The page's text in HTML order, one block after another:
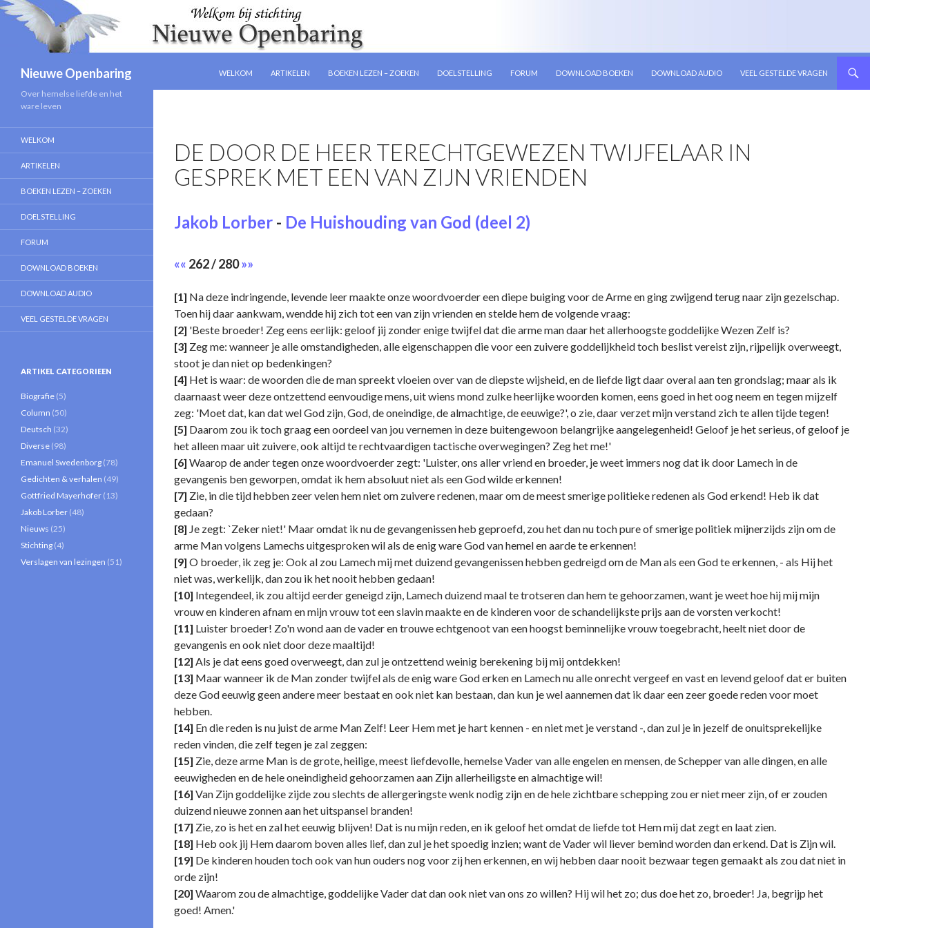
Nieuwe Openbaring
WELKOM
ARTIKELEN BOEKEN LEZEN – ZOEKEN DOELSTELLING FORUM DOWNLOAD BOEKEN DOWNLOAD AUDIO VEEL GESTELDE VRAGEN
DE DOOR DE HEER TERECHTGEWEZEN TWIJFELAAR IN
GESPREK MET EEN VAN ZIJN VRIENDEN
Jakob Lorber - De Huishouding van God (deel 2)
«« 262 / 280»»
[1] Na deze indringende, levende leer maakte onze woordvoerder een diepe buiging voor de Arme en ging zwijgend terug naar zijn gezelschap.
Toen hij daar aankwam, wendde hij zich tot een van zijn vrienden en stelde hem de volgende vraag:
[2] 'Beste broeder! Zeg eens eerlijk: geloof jij zonder enige twijfel dat die arme man daar het allerhoogste goddelijke Wezen Zelf is?
[3] Zeg me: wanneer je alle omstandigheden, alle eigenschappen die voor een zuivere goddelijkheid toch beslist vereist zijn, rijpelijk overweegt,
stoot je dan niet op bedenkingen?
[4] Het is waar: de woorden die de man spreekt vloeien over van de diepste wijsheid, en de liefde ligt daar overal aan ten grondslag; maar als ik
daarnaast weer deze ontzettend eenvoudige mens, uit wiens mond zulke heerlijke woorden komen, eens goed in het oog neem en tegen mijzelf
zeg: 'Moet dat, kan dat wel God zijn, God, de oneindige, de almachtige, de eeuwige?', o zie, daar verzet mijn verstand zich te allen tijde tegen!
[5] Daarom zou ik toch graag een oordeel van jou vernemen in deze buitengewoon belangrijke aangelegenheid! Geloof je het serieus, of geloof je
het alleen maar uit zuivere, ook altijd te rechtvaardigen tactische overwegingen? Zeg het me!'
[6] Waarop de ander tegen onze woordvoerder zegt: 'Luister, ons aller vriend en broeder, je weet immers nog dat ik door Lamech in de
gevangenis ben geworpen, omdat ik hem absoluut niet als een God wilde erkennen!
[7] Zie, in die tijd hebben zeer velen hem niet om zuivere redenen, maar om de meest smerige politieke redenen als God erkend! Heb ik dat
gedaan?
[8] Je zegt: `Zeker niet!' Maar omdat ik nu de gevangenissen heb geproefd, zou het dan nu toch pure of smerige politiek mijnerzijds zijn om de
arme Man volgens Lamechs uitgesproken wil als de enig ware God van hemel en aarde te erkennen!
[9] O broeder, ik zeg je: Ook al zou Lamech mij met duizend gevangenissen hebben gedreigd om de Man als een God te erkennen, - als Hij het
niet was, werkelijk, dan zou ik het nooit hebben gedaan!
[10] Integendeel, ik zou altijd eerder geneigd zijn, Lamech duizend maal te trotseren dan hem te gehoorzamen, want je weet hoe hij mij mijn
vrouw en kinderen afnam en mijn vrouw tot een slavin maakte en de kinderen voor de schandelijkste prijs aan de vorsten verkocht!
[11] Luister broeder! Zo'n wond aan de vader en trouwe echtgenoot van een hoogst beminnelijke vrouw toegebracht, heelt niet door de
gevangenis en ook niet door deze maaltijd!
[12] Als je dat eens goed overweegt, dan zul je ontzettend weinig berekening bij mij ontdekken!
[13] Maar wanneer ik de Man zonder twijfel als de enig ware God erken en Lamech nu alle onrecht vergeef en vast en levend geloof dat er buiten
deze God eeuwig geen andere meer bestaat en ook niet kan bestaan, dan kun je wel aannemen dat ik daar een zeer goede reden voor moet
hebben.
[14] En die reden is nu juist de arme Man Zelf! Leer Hem met je hart kennen - en niet met je verstand -, dan zul je in jezelf de onuitsprekelijke
reden vinden, die zelf tegen je zal zeggen:
[15] Zie, deze arme Man is de grote, heilige, meest liefdevolle, hemelse Vader van alle engelen en mensen, de Schepper van alle dingen, en alle
eeuwigheden en de hele oneindigheid gehoorzamen aan Zijn allerheiligste en almachtige wil!
[16] Van Zijn goddelijke zijde zou slechts de allergeringste wenk nodig zijn en de hele zichtbare schepping zou er niet meer zijn, of er zouden
duizend nieuwe zonnen aan het uitspansel branden!
[17] Zie, zo is het en zal het eeuwig blijven! Dat is nu mijn reden, en ik geloof het omdat de liefde tot Hem mij dat zegt en laat zien.
[18] Heb ook jij Hem daarom boven alles lief, dan zul je het spoedig inzien; want de Vader wil liever bemind worden dan erkend. Dat is Zijn wil.
[19] De kinderen houden toch ook van hun ouders nog voor zij hen erkennen, en wij hebben daar nooit bezwaar tegen gemaakt als zou dat niet in
orde zijn!
[20] Waarom zou de almachtige, goddelijke Vader dat dan ook niet van ons zo willen? Hij wil het zo; dus doe het zo, broeder! Ja, begrijp het
goed! Amen.'
Over hemelse liefde en het
ware leven
WELKOM
ARTIKELEN
BOEKEN LEZEN – ZOEKEN
DOELSTELLING
FORUM
DOWNLOAD BOEKEN
DOWNLOAD AUDIO
VEEL GESTELDE VRAGEN
ARTIKEL CATEGORIEEN
Biografie (5)
Column (50)
Deutsch (32)
Diverse (98)
Emanuel Swedenborg (78)
Gedichten & verhalen (49)
Gottfried Mayerhofer (13)
Jakob Lorber (48)
Nieuws (25)
Stichting (4)
Verslagen van lezingen (51)